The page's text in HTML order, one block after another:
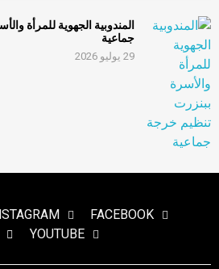
المندوبية الجهوية للمرأة
جماعية
29 يوليو 2026
FACEBOOK
YOUTUBE